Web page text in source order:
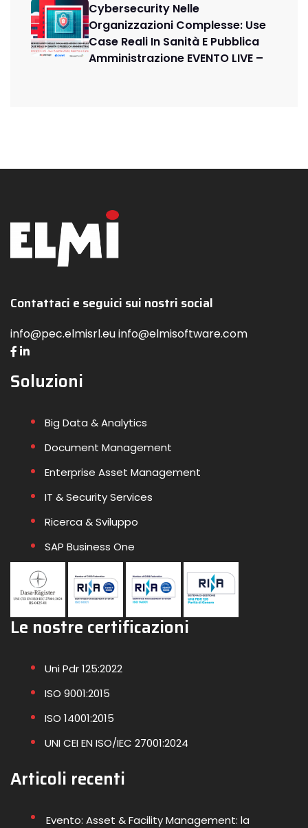
Cybersecurity Nelle
Organizzazioni Complesse: Use
Case Reali In Sanità E Pubblica
Amministrazione EVENTO LIVE –
Contattaci e seguici sui nostri social
info@pec.elmisrl.eu info@elmisoftware.com
Soluzioni
Big Data & Analytics
Document Management
Enterprise Asset Management
IT & Security Services
Ricerca & Sviluppo
SAP Business One
Le nostre certificazioni
Uni Pdr 125:2022
ISO 9001:2015
ISO 14001:2015
UNI CEI EN ISO/IEC 27001:2024
Articoli recenti
Evento: Asset & Facility Management: la